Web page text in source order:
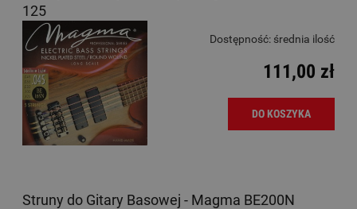
125
Dostępność: średnia ilość
111,00 zł
DO KOSZYKA
Struny do Gitary Basowej - Magma BE200N